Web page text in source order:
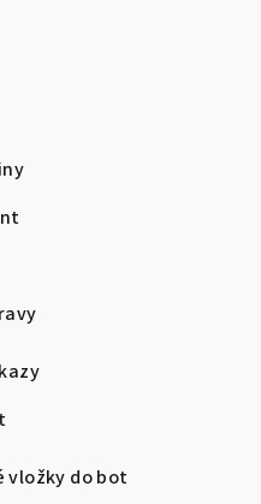
vložky do bot